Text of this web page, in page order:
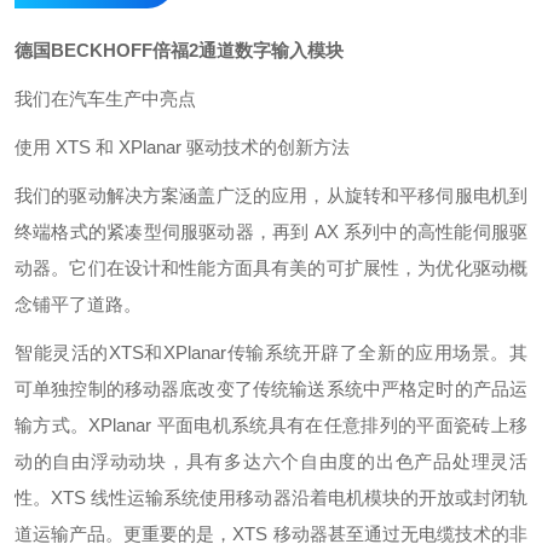
德国BECKHOFF倍福2通道数字输入模块
我们在汽车生产中亮点
使用 XTS 和 XPlanar 驱动技术的创新方法
我们的驱动解决方案涵盖广泛的应用，从旋转和平移伺服电机到
终端格式的紧凑型伺服驱动器，再到 AX 系列中的高性能伺服驱
动器。它们在设计和性能方面具有美的可扩展性，为优化驱动概
念铺平了道路。
智能灵活的XTS和XPlanar传输系统开辟了全新的应用场景。其
可单独控制的移动器底改变了传统输送系统中严格定时的产品运
输方式。XPlanar 平面电机系统具有在任意排列的平面瓷砖上移
动的自由浮动动块，具有多达六个自由度的出色产品处理灵活
性。XTS 线性运输系统使用移动器沿着电机模块的开放或封闭轨
道运输产品。更重要的是，XTS 移动器甚至通过无电缆技术的非